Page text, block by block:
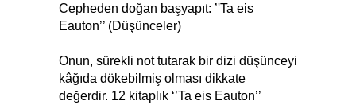
Cepheden doğan başyapıt: ’'Ta eis
Eauton’’ (Düşünceler)
Onun, sürekli not tutarak bir dizi düşünceyi
kâğıda dökebilmiş olması dikkate
değerdir. 12 kitaplık ‘’Ta eis Eauton’’